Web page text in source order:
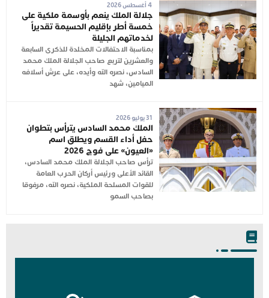
4 أغسطس 2026
جلالة الملك ينعم بأوسمة ملكية على
خمسة أطر بإقليم الحسيمة تقديراً
لخدماتهم الجليلة
بمناسبة الاحتفالات المخلدة للذكرى السابعة
والعشرين لتربع صاحب الجلالة الملك محمد
السادس، نصره الله وأيده، على عرش أسلافه
الميامين، شهد
31 يوليو 2026
الملك محمد السادس يترأس بتطوان
حفل أداء القسم ويطلق اسم
«العيون» على فوج 2026
ترأس صاحب الجلالة الملك محمد السادس،
القائد الأعلى ورئيس أركان الحرب العامة
للقوات المسلحة الملكية، نصره الله، مرفوقا
بصاحب السمو